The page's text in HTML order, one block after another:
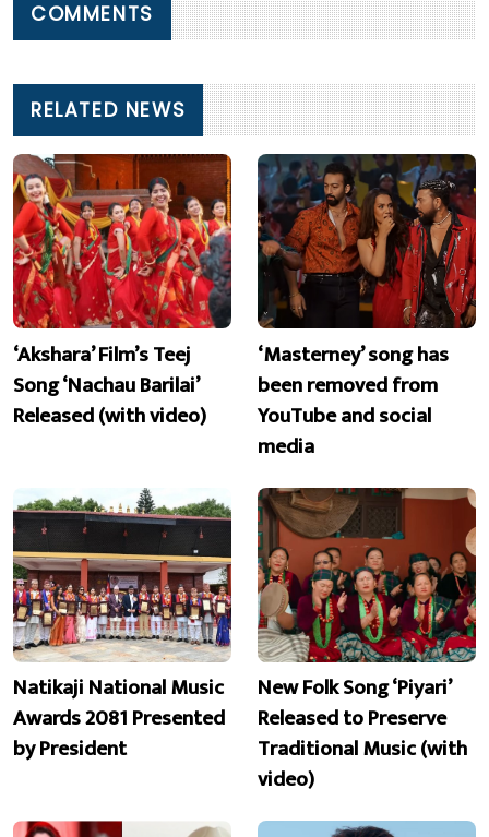
COMMENTS
RELATED NEWS
‘Akshara’ Film’s Teej
Song ‘Nachau Barilai’
Released (with video)
‘Masterney’ song has
been removed from
YouTube and social
media
Natikaji National Music
Awards 2081 Presented
by President
New Folk Song ‘Piyari’
Released to Preserve
Traditional Music (with
video)